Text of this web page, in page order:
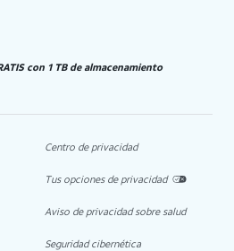
con 1 TB de almacenamiento
Centro de privacidad
Tus opciones de privacidad
Aviso de privacidad sobre salud
Seguridad cibernética